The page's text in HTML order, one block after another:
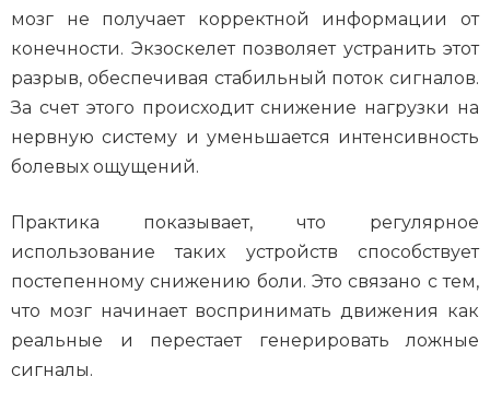
мозг не получает корректной информации от
конечности. Экзоскелет позволяет устранить этот
разрыв, обеспечивая стабильный поток сигналов.
За счет этого происходит снижение нагрузки на
нервную систему и уменьшается интенсивность
болевых ощущений.
Практика показывает, что регулярное
использование таких устройств способствует
постепенному снижению боли. Это связано с тем,
что мозг начинает воспринимать движения как
реальные и перестает генерировать ложные
сигналы.